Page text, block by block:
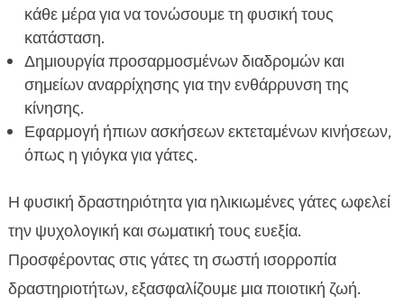
κάθε μέρα για να τονώσουμε τη φυσική τους
κατάσταση.
Δημιουργία προσαρμοσμένων διαδρομών και
σημείων αναρρίχησης για την ενθάρρυνση της
κίνησης.
Εφαρμογή ήπιων ασκήσεων εκτεταμένων κινήσεων,
όπως η γιόγκα για γάτες.
Η φυσική δραστηριότητα για ηλικιωμένες γάτες ωφελεί
την ψυχολογική και σωματική τους ευεξία.
Προσφέροντας στις γάτες τη σωστή ισορροπία
δραστηριοτήτων, εξασφαλίζουμε μια ποιοτική ζωή.